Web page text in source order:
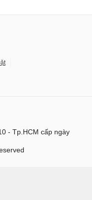
- Tp.HCM cấp ngày